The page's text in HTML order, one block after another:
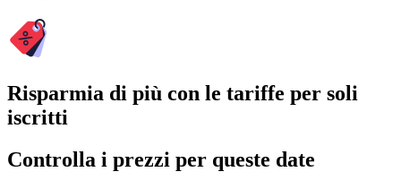
Risparmia di più con le tariffe per soli
iscritti
Controlla i prezzi per queste date